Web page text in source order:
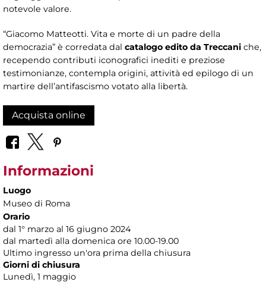
notevole valore.
“Giacomo Matteotti. Vita e morte di un padre della
democrazia” è corredata dal catalogo edito da Treccani che,
recependo contributi iconografici inediti e preziose
testimonianze, contempla origini, attività ed epilogo di un
martire dell’antifascismo votato alla libertà.
Acquista online
Informazioni
Luogo
Museo di Roma
Orario
dal 1° marzo al 16 giugno 2024
dal martedì alla domenica ore 10.00-19.00
Ultimo ingresso un'ora prima della chiusura
Giorni di chiusura
Lunedì, 1 maggio